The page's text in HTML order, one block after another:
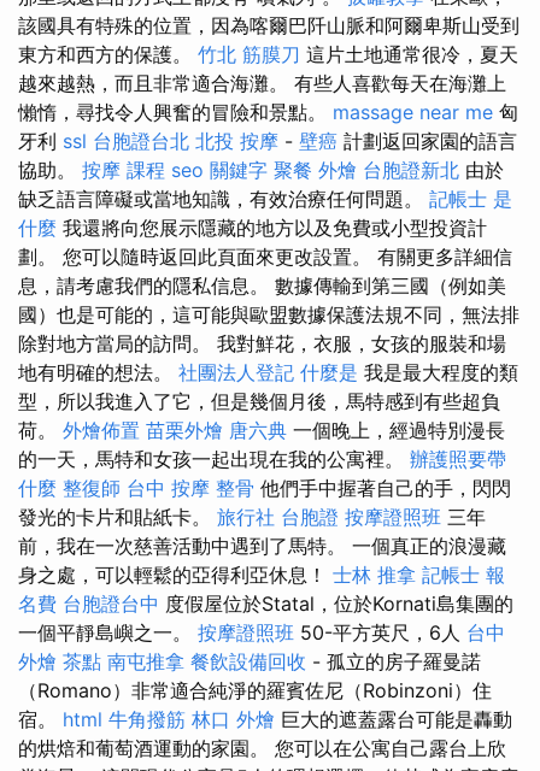
該國具有特殊的位置，因為喀爾巴阡山脈和阿爾卑斯山受到
東方和西方的保護。 竹北 筋膜刀 這片土地通常很冷，夏天
越來越熱，而且非常適合海灘。 有些人喜歡每天在海灘上
懶惰，尋找令人興奮的冒險和景點。 massage near me 匈
牙利 ssl 台胞證台北 北投 按摩 - 壁癌 計劃返回家園的語言
協助。 按摩 課程 seo 關鍵字 聚餐 外燴 台胞證新北 由於
缺乏語言障礙或當地知識，有效治療任何問題。 記帳士 是
什麼 我還將向您展示隱藏的地方以及免費或小型投資計
劃。 您可以隨時返回此頁面來更改設置。 有關更多詳細信
息，請考慮我們的隱私信息。 數據傳輸到第三國（例如美
國）也是可能的，這可能與歐盟數據保護法規不同，無法排
除對地方當局的訪問。 我對鮮花，衣服，女孩的服裝和場
地有明確的想法。 社團法人登記 什麼是 我是最大程度的類
型，所以我進入了它，但是幾個月後，馬特感到有些超負
荷。 外燴佈置 苗栗外燴 唐六典 一個晚上，經過特別漫長
的一天，馬特和女孩一起出現在我的公寓裡。 辦護照要帶
什麼 整復師 台中 按摩 整骨 他們手中握著自己的手，閃閃
發光的卡片和貼紙卡。 旅行社 台胞證 按摩證照班 三年
前，我在一次慈善活動中遇到了馬特。 一個真正的浪漫藏
身之處，可以輕鬆的亞得利亞休息！ 士林 推拿 記帳士 報
名費 台胞證台中 度假屋位於Statal，位於Kornati島集團的
一個平靜島嶼之一。 按摩證照班 50-平方英尺，6人 台中
外燴 茶點 南屯推拿 餐飲設備回收 - 孤立的房子羅曼諾
（Romano）非常適合純淨的羅賓佐尼（Robinzoni）住
宿。 html 牛角撥筋 林口 外燴 巨大的遮蓋露台可能是轟動
的烘焙和葡萄酒運動的家園。 您可以在公寓自己露台上欣